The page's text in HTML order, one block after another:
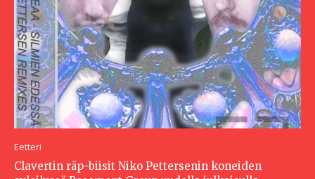
Eetteri
Clavertin räp-biisit Niko Pettersenin koneiden